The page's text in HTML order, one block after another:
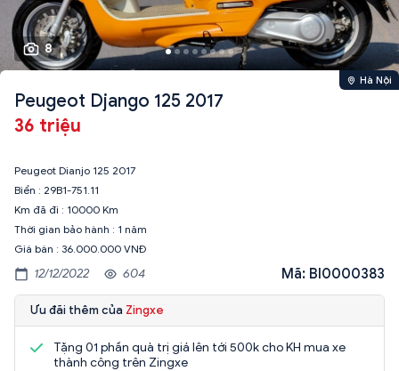
8
Hà Nội
Peugeot Django 125 2017
36 triệu
Peugeot Dianjo 125 2017
Biển : 29B1-751.11
Km đã đi : 10000 Km
Thời gian bảo hành : 1 năm
Giá bán : 36.000.000 VNĐ
12/12/2022 604 Mã: BI0000383
Ưu đãi thêm của Zingxe
Tặng 01 phần quà trị giá lên tới 500k cho KH mua xe
thành công trên Zingxe